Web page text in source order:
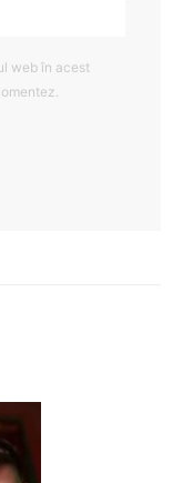
web în acest